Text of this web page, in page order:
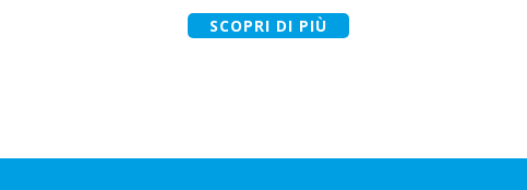
SCOPRI DI PIÙ